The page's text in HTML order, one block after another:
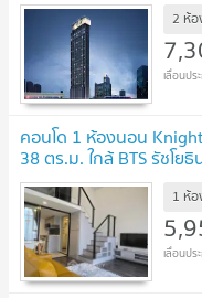
2 ห้
คอนโด 1 ห้องนอน
38 ตร.ม. ใกล้ BTS รัชโย
1 ห้